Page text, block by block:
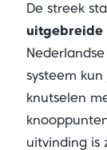
De streek
uitgebreide
systeem
knutselen
uitvinding is